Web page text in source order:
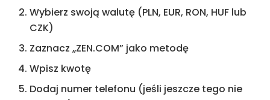
Wybierz swoją walutę (PLN, EUR, RON, HUF lub
CZK)
Zaznacz „ZEN.COM” jako metodę
Wpisz kwotę
Dodaj numer telefonu (jeśli jeszcze tego nie